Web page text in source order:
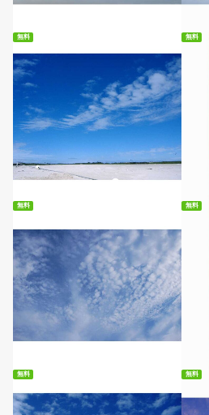
無料
無料ダウンロード
無料
無料
無料ダウンロード
無料
無料 無料